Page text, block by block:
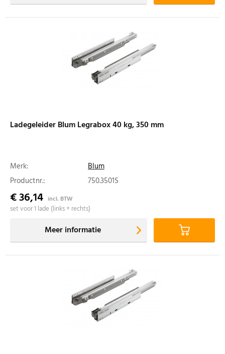
Ladegeleider Blum Legrabox 40 kg, 350 mm
Merk:
Blum
Productnr.:
750.3501S
€ 36,14 incl. BTW
set voor 1 lade (links + rechts)
Meer informatie